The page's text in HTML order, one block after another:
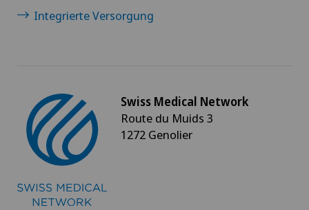
Integrierte Versorgung
Swiss Medical Network
Route du Muids 3
1272 Genolier